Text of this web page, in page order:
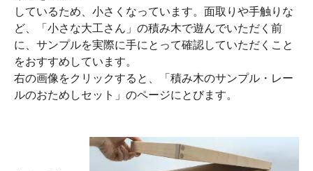
しているため、小さくなっています。面取りや手触りな
ど、「小さな大工さん」の積み木で遊んでいただく前
に、サンプルを実際に手にとって確認していただくこと
をおすすめしています。
右の画像をクリックすると、「積み木のサンプル・レー
ルのおためしセット」のページにとびます。